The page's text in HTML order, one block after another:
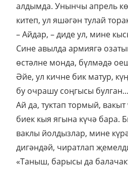
алдымда. Унынчы апрель
китеп, ул яшәгән тулай
– Айдар, – диде ул, мине
Сине авылда армиягә
өстәлне монда, бүлмәдә
Әйе, ул кичне бик матур,
бу очрашу соңгысы
Ай да, туктап тормый, вакыт
биек кыя ягына күчә бара.
ваклы йолдызлар, мине
дигәндәй, чиратлап
«Таныш, барысы да